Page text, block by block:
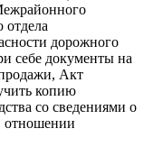
отдела
дорожного
документы на
Акт
копию
со сведениями о
отношении